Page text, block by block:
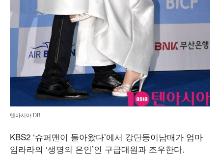
텐아시아 DB
KBS2 ‘슈퍼맨이 돌아왔다’에서 강단둥이남매가 엄마
임라라의 ‘생명의 은인’인 구급대원과 조우한다.